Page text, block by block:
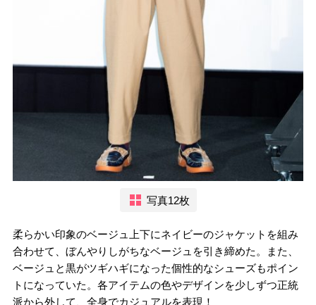
写真12枚
柔らかい印象のベージュ上下にネイビーのジャケットを組み
合わせて、ぼんやりしがちなベージュを引き締めた。また、
ベージュと黒がツギハギになった個性的なシューズもポイン
トになっていた。各アイテムの色やデザインを少しずつ正統
派から外して、全身でカジュアルを表現！